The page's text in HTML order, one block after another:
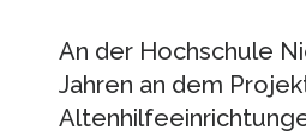
An der Hochschule
Jahren an dem